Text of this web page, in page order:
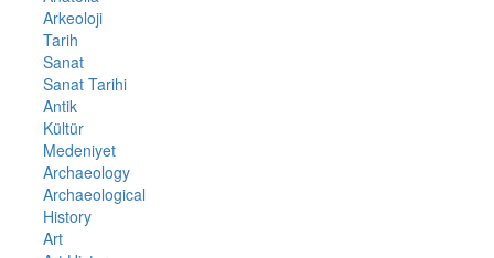
Arkeoloji
Tarih
Sanat
Sanat Tarihi
Antik
Kültür
Medeniyet
Archaeology
Archaeological
History
Art